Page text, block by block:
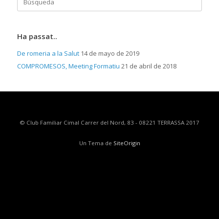
Ha passat..
De romeria a la Salut 14 de mayo de 2019
COMPROMESOS, Meeting Formatiu 21 de abril de 2018
© Club Familiar Cimal Carrer del Nord, 83 - 08221 TERRASSA 2017
Un Tema de SiteOrigin